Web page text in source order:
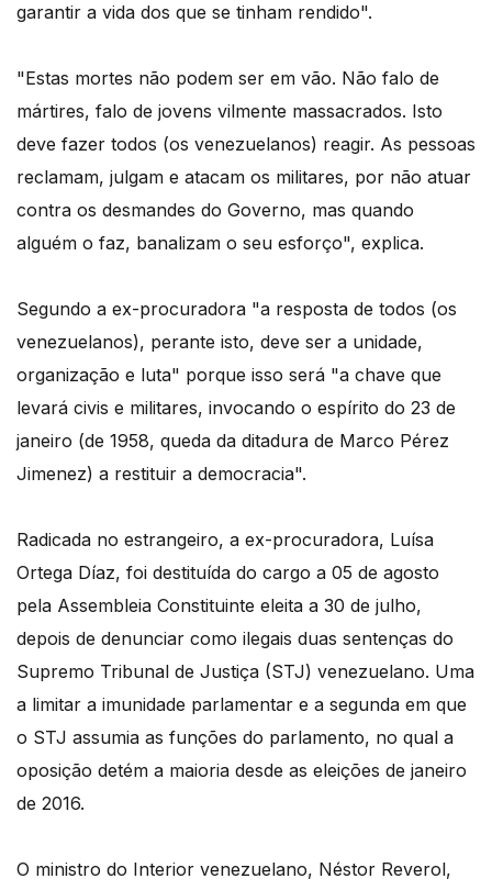
garantir a vida dos que se tinham rendido".
"Estas mortes não podem ser em vão. Não falo de
mártires, falo de jovens vilmente massacrados. Isto
deve fazer todos (os venezuelanos) reagir. As pessoas
reclamam, julgam e atacam os militares, por não atuar
contra os desmandes do Governo, mas quando
alguém o faz, banalizam o seu esforço", explica.
Segundo a ex-procuradora "a resposta de todos (os
venezuelanos), perante isto, deve ser a unidade,
organização e luta" porque isso será "a chave que
levará civis e militares, invocando o espírito do 23 de
janeiro (de 1958, queda da ditadura de Marco Pérez
Jimenez) a restituir a democracia".
Radicada no estrangeiro, a ex-procuradora, Luísa
Ortega Díaz, foi destituída do cargo a 05 de agosto
pela Assembleia Constituinte eleita a 30 de julho,
depois de denunciar como ilegais duas sentenças do
Supremo Tribunal de Justiça (STJ) venezuelano. Uma
a limitar a imunidade parlamentar e a segunda em que
o STJ assumia as funções do parlamento, no qual a
oposição detém a maioria desde as eleições de janeiro
de 2016.
O ministro do Interior venezuelano, Néstor Reverol,